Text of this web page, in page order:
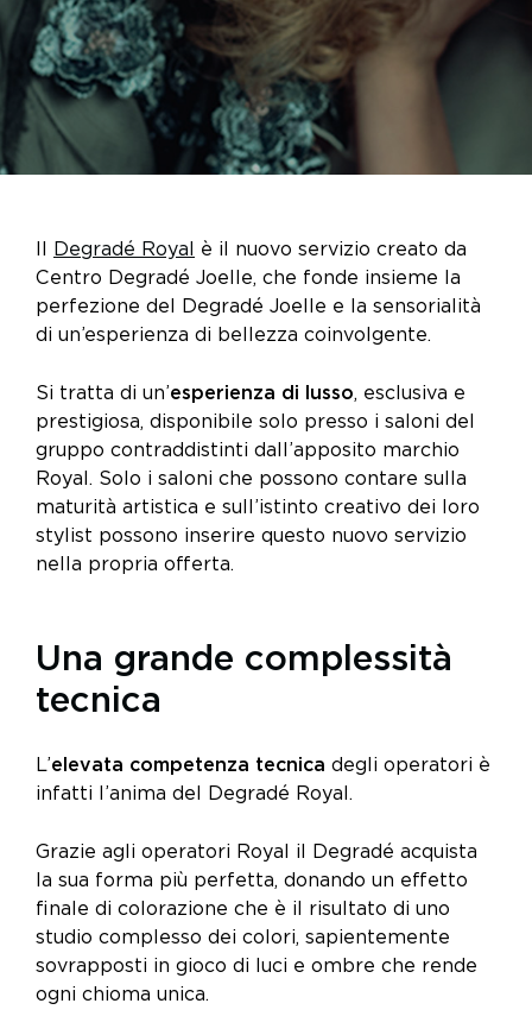
Il Degradé Royal è il nuovo servizio creato da
Centro Degradé Joelle, che fonde insieme la
perfezione del Degradé Joelle e la sensorialità
di un’esperienza di bellezza coinvolgente.
Si tratta di un’esperienza di lusso, esclusiva e
prestigiosa, disponibile solo presso i saloni del
gruppo contraddistinti dall’apposito marchio
Royal. Solo i saloni che possono contare sulla
maturità artistica e sull’istinto creativo dei loro
stylist possono inserire questo nuovo servizio
nella propria offerta.
Una grande complessità
tecnica
L’elevata competenza tecnica degli operatori è
infatti l’anima del Degradé Royal.
Grazie agli operatori Royal il Degradé acquista
la sua forma più perfetta, donando un effetto
finale di colorazione che è il risultato di uno
studio complesso dei colori, sapientemente
sovrapposti in gioco di luci e ombre che rende
ogni chioma unica.